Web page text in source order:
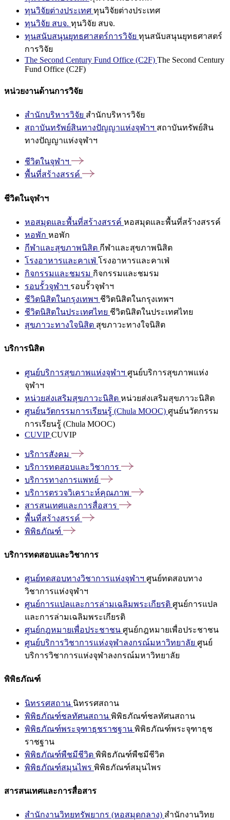
ทุนวิจัยต่างประเทศ ทุนวิจัยต่างประเทศ
ทุนวิจัย สบจ. ทุนวิจัย สบจ.
ทุนสนับสนุนยุทธศาสตร์การวิจัย ทุนสนับสนุนยุทธศาสตร์
การวิจัย
The Second Century Fund Office (C2F) The Second Century
Fund Office (C2F)
หน่วยงานด้านการวิจัย
สำนักบริหารวิจัย สำนักบริหารวิจัย
สถาบันทรัพย์สินทางปัญญาแห่งจุฬาฯ สถาบันทรัพย์สิน
ทางปัญญาแห่งจุฬาฯ
ชีวิตในจุฬาฯ
พื้นที่สร้างสรรค์
ชีวิตในจุฬาฯ
หอสมุดและพื้นที่สร้างสรรค์ หอสมุดและพื้นที่สร้างสรรค์
หอพัก หอพัก
กีฬาและสุขภาพนิสิต กีฬาและสุขภาพนิสิต
โรงอาหารและคาเฟ่ โรงอาหารและคาเฟ่
กิจกรรมและชมรม กิจกรรมและชมรม
รอบรั้วจุฬาฯ รอบรั้วจุฬาฯ
ชีวิตนิสิตในกรุงเทพฯ ชีวิตนิสิตในกรุงเทพฯ
ชีวิตนิสิตในประเทศไทย ชีวิตนิสิตในประเทศไทย
สุขภาวะทางใจนิสิต สุขภาวะทางใจนิสิต
บริการนิสิต
ศูนย์บริการสุขภาพแห่งจุฬาฯ ศูนย์บริการสุขภาพแห่ง
จุฬาฯ
หน่วยส่งเสริมสุขภาวะนิสิต หน่วยส่งเสริมสุขภาวะนิสิต
ศูนย์นวัตกรรมการเรียนรู้ (Chula MOOC) ศูนย์นวัตกรรม
การเรียนรู้ (Chula MOOC)
CUVIPCUVIP
บริการสังคม
บริการทดสอบและวิชาการ
บริการทางการแพทย์
บริการตรวจวิเคราะห์คุณภาพ
สารสนเทศและการสื่อสาร
พื้นที่สร้างสรรค์
พิพิธภัณฑ์
บริการทดสอบและวิชาการ
ศูนย์ทดสอบทางวิชาการแห่งจุฬาฯ ศูนย์ทดสอบทาง
วิชาการแห่งจุฬาฯ
ศูนย์การแปลและการล่ามเฉลิมพระเกียรติ ศูนย์การแปล
และการล่ามเฉลิมพระเกียรติ
ศูนย์กฎหมายเพื่อประชาชน ศูนย์กฎหมายเพื่อประชาชน
ศูนย์บริการวิชาการแห่งจุฬาลงกรณ์มหาวิทยาลัย ศูนย์
บริการวิชาการแห่งจุฬาลงกรณ์มหาวิทยาลัย
พิพิธภัณฑ์
นิทรรศสถาน นิทรรศสถาน
พิพิธภัณฑ์ชลทัศนสถาน พิพิธภัณฑ์ชลทัศนสถาน
พิพิธภัณฑ์พระจุฑาธุชราชฐาน พิพิธภัณฑ์พระจุฑาธุช
ราชฐาน
พิพิธภัณฑ์พืชมีชีวิต พิพิธภัณฑ์พืชมีชีวิต
พิพิธภัณฑ์สมุนไพร พิพิธภัณฑ์สมุนไพร
สารสนเทศและการสื่อสาร
สำนักงานวิทยทรัพยากร (หอสมุดกลาง) สำนักงานวิทย